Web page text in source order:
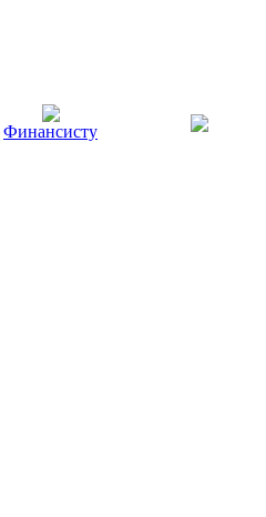
Финансисту